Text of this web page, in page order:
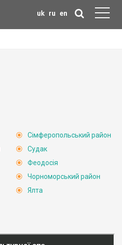
uk ru en
Сімферопольський район
Судак
Феодосія
Чорноморський район
Ялта